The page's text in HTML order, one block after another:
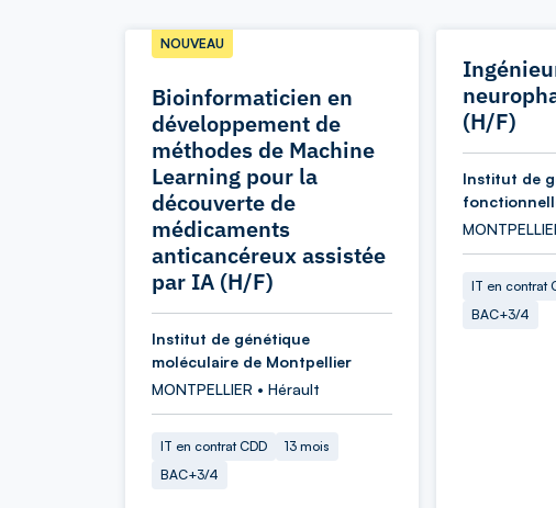
Bioinformaticien en
développement de
méthodes de Machine
Learning pour la
découverte de
médicaments
anticancéreux assistée
par IA (H/F)
NOUVEAU
Institut de génétique
moléculaire de Montpellier
MONTPELLIER • Hérault
IT en contrat CDD
13 mois
BAC+3/4
(H/F)
Institut de
IT en contrat
BAC+3/4